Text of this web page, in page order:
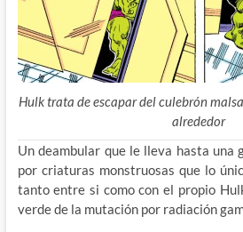
Hulk trata de escapar del culebrón
alrededor
Un deambular que le lleva hasta una
por criaturas monstruosas que lo
tanto entre si como con el propio
verde de la mutación por radiación